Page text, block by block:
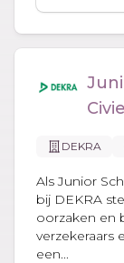
DEKRA
Als Junior
bij DEKRA
oorzaken en
verzekeraars
een...